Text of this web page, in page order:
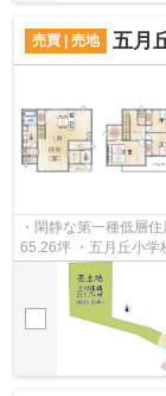
売買 | 売地 五月
・閑静な第一種低層
65.26坪 ・五月丘小学